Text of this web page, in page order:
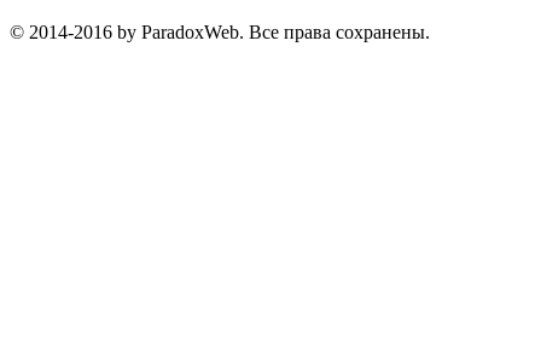
© 2014-2016 by ParadoxWeb. Все права сохранены.